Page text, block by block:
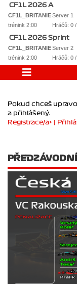
CF1L 2026 A
CF1L_BRITANIEServer 1
trénink 2:00
Hráčů: 0
CF1L 2026 Sprint
CF1L_BRITANIE
Server 2
trénink 2:00
Hráčů: 0
Pokud chceš
a přihlášený.